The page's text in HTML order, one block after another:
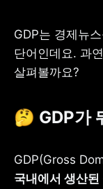
대표 : 이은미
고객센터
전화 : 1661-7654(24시
개인정보
상품공시실
공
준법제보
경
GDP는 경제뉴
단어인데요. 과
살펴볼까요?
🤔 GDP가
GDP(Gross
국내에서 생산된